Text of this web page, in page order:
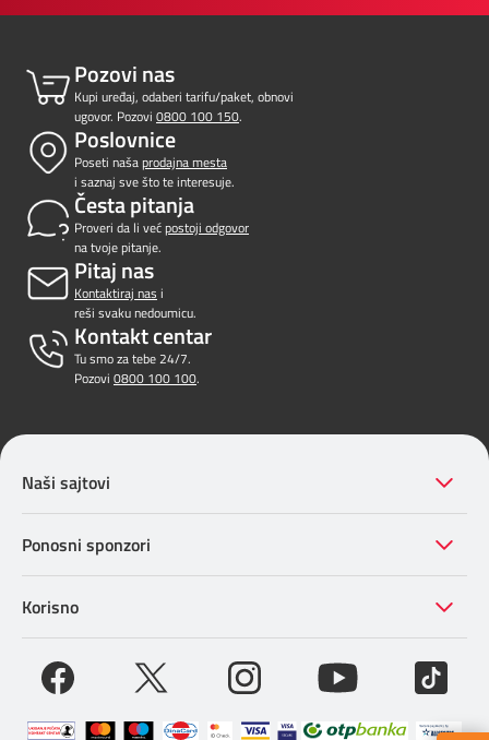
Pozovi nas
Kupi uređaj, odaberi tarifu/paket, obnovi
ugovor. Pozovi 0800 100 150.
Poslovnice
Poseti našaprodajna mesta
i saznaj sve što te interesuje.
Česta pitanja
Proveri da li većpostoji odgovor
na tvoje pitanje.
Pitaj nas
Kontaktiraj nas i
reši svaku nedoumicu.
Kontakt centar
Tu smo za tebe 24/7.
Pozovi 0800 100 100.
Naši sajtovi
Ponosni sponzori
Korisno